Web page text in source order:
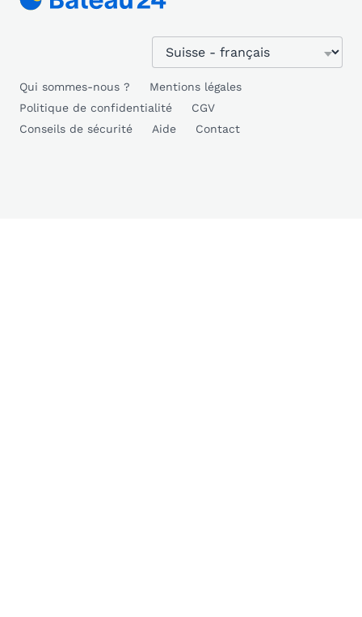
Qui sommes-nous ?
Mentions légales
Politique de confidentialité
CGV
Conseils de sécurité
Aide Contact